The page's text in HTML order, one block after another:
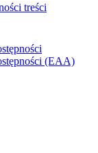
treści
(EAA)